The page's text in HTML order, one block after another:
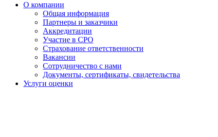
О компании
Общая информация
Партнеры и заказчики
Аккредитации
Участие в СРО
Страхование ответственности
Вакансии
Сотрудничество с нами
Документы, сертификаты, свидетельства
Услуги оценки